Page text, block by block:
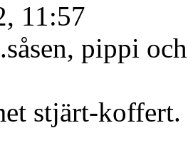
11:57
pippi
stjärt-koffert.